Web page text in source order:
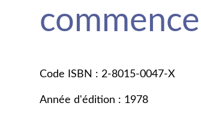
commence
Code ISBN : 2-8015-0047-X
Année d'édition : 1978